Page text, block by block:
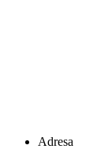
Adresa